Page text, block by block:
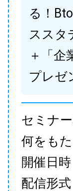
る！
ススタ
＋「企
プレゼ
セミナ
何をも
開催日
配信形